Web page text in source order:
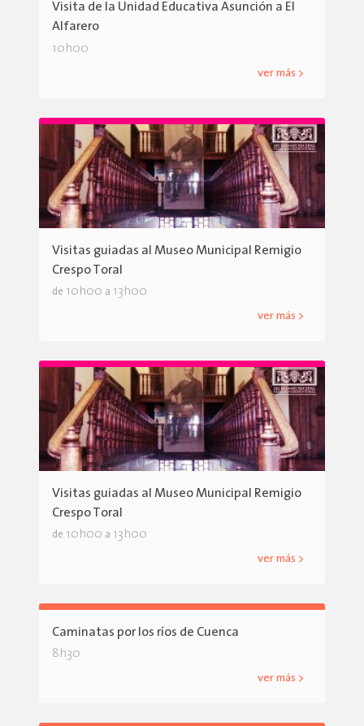
Visita de la Unidad Educativa Asunción a El
Alfarero
10h00
ver más >
Visitas guiadas al Museo Municipal Remigio
Crespo Toral
de 10h00 a 13h00
ver más >
Visitas guiadas al Museo Municipal Remigio
Crespo Toral
de 10h00 a 13h00
ver más >
Caminatas por los ríos de Cuenca
8h30
ver más >